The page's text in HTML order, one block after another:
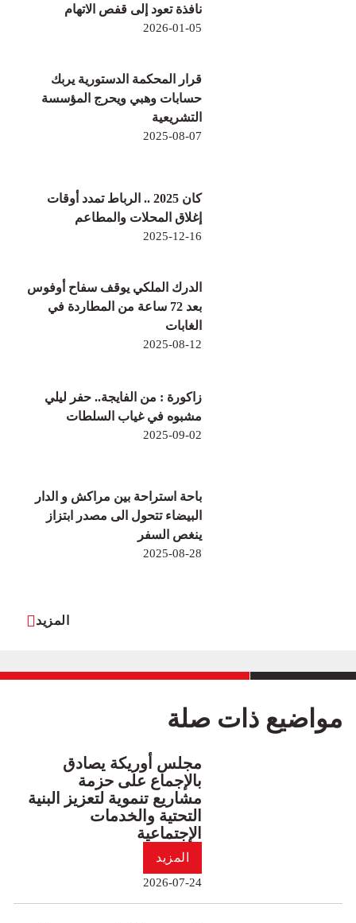
نافذة تعود إلى قفص الاتهام
2026-01-05
قرار المحكمة الدستورية يربك
حسابات وهبي ويحرج المؤسسة
التشريعية
2025-08-07
كان 2025 .. الرباط تمدد أوقات
إغلاق المحلات والمطاعم
2025-12-16
الدرك الملكي يوقف سفاح أوفوس
بعد 72 ساعة من المطاردة في
الغابات
2025-08-12
زاكورة : من الفايجة.. حفر ليلي
مشبوه في غياب السلطات
2025-09-02
باحة استراحة بين مراكش و الدار
البيضاء تتحول الى مصدر ابتزاز
ينغص السفر
2025-08-28
المزيد
مواضيع ذات صلة
مجلس أوريكة يصادق
بالإجماع على حزمة
مشاريع تنموية لتعزيز البنية
التحتية والخدمات
الإجتماعية
المزيد
2026-07-24